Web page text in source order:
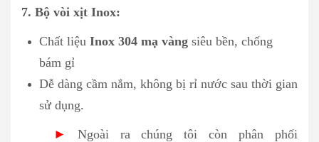
7. Bộ vòi xịt Inox:
Chất liệu Inox 304 mạ vàng siêu bền, chống
bám gỉ
Dễ dàng cầm nắm, không bị rỉ nước sau thời gian
sử dụng.
► Ngoài ra chúng tôi còn phân phối